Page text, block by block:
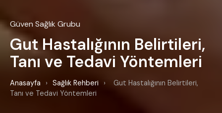
Güven Sağlık Grubu
Gut Hastalığının Belirtileri,
Tanı ve Tedavi Yöntemleri
Anasayfa › Sağlık Rehberi ›
Gut Hastalığının Belirtileri,
Tanı ve Tedavi Yöntemleri